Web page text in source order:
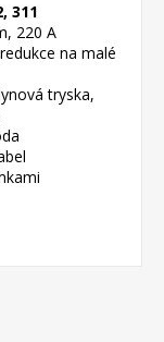
311
220 A
na malé
tryska,